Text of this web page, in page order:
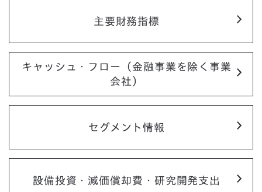
主要財務指標
キャッシュ・フロー（金融事業を除く事業
会社）
セグメント情報
設備投資・減価償却費・研究開発支出